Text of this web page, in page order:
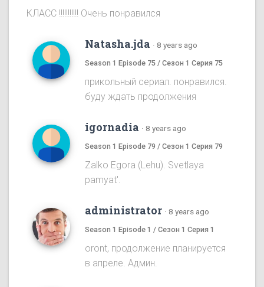
КЛАСС !!!!!!!!!!! Очень понравился
Natasha.jda · 8 years ago
Season 1 Episode 75 / Сезон 1 Серия 75
прикольный сериал. понравился.
буду ждать продолжения
igornadia · 8 years ago
Season 1 Episode 79 / Сезон 1 Серия 79
Zalko Egora (Lehu). Svetlaya
pamyat'.
administrator · 8 years ago
Season 1 Episode 1 / Сезон 1 Серия 1
oront, продолжение планируется
в апреле. Админ.